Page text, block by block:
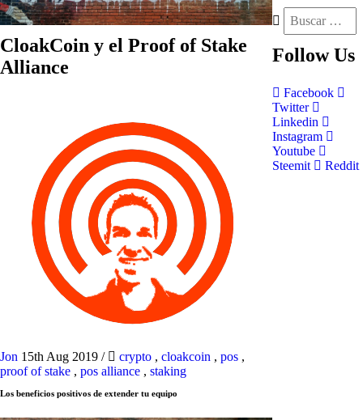
CloakCoin y el Proof of Stake
Alliance
Jon 15th Aug 2019 / crypto , cloakcoin , pos ,
proof of stake , pos alliance , staking
Los beneficios positivos de extender tu equipo
Follow Us
Facebook
Twitter
Linkedin
Instagram
Youtube
Steemit
Reddit